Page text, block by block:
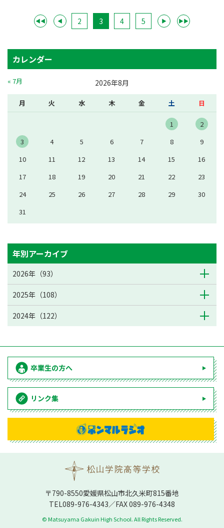
◀◀ ◀ 2 3 4 5 ▶ ▶▶
カレンダー
2026年8月
月 火 水 木 金 土 日
1
2
3
4 5 6 7 8
9
10
11 12 13 14 15
16
17
18 19 20 21 22
23
24
25 26 27 28 29
30
31
« 7月
年別アーカイブ
2026年（93）
2025年（108）
2024年（122）
卒業生の方へ
リンク集
〒790-8550愛媛県松⼭市北久⽶町815番地
TEL089-976-4343／FAX 089-976-4348
© Matsuyama Gakuin High School. All Rights Reserved.